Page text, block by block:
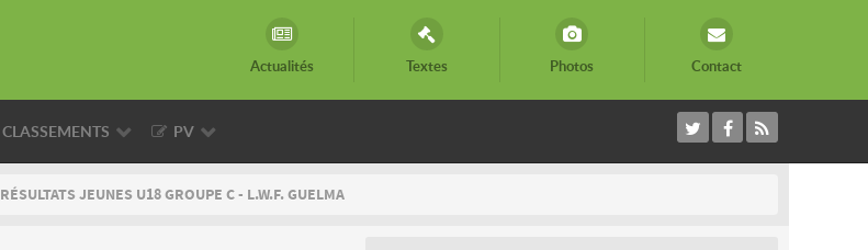
Actualités Textes Photos Contact
CLASSEMENTS PV
RÉSULTATS JEUNES U18 GROUPE C - L.W.F. GUELMA